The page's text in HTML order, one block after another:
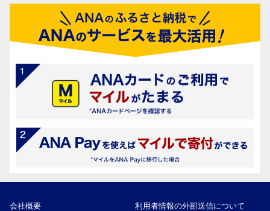
会社概要
利用者情報の外部送信について